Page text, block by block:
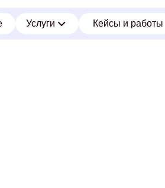
Услуги Кейсы и работы Блог